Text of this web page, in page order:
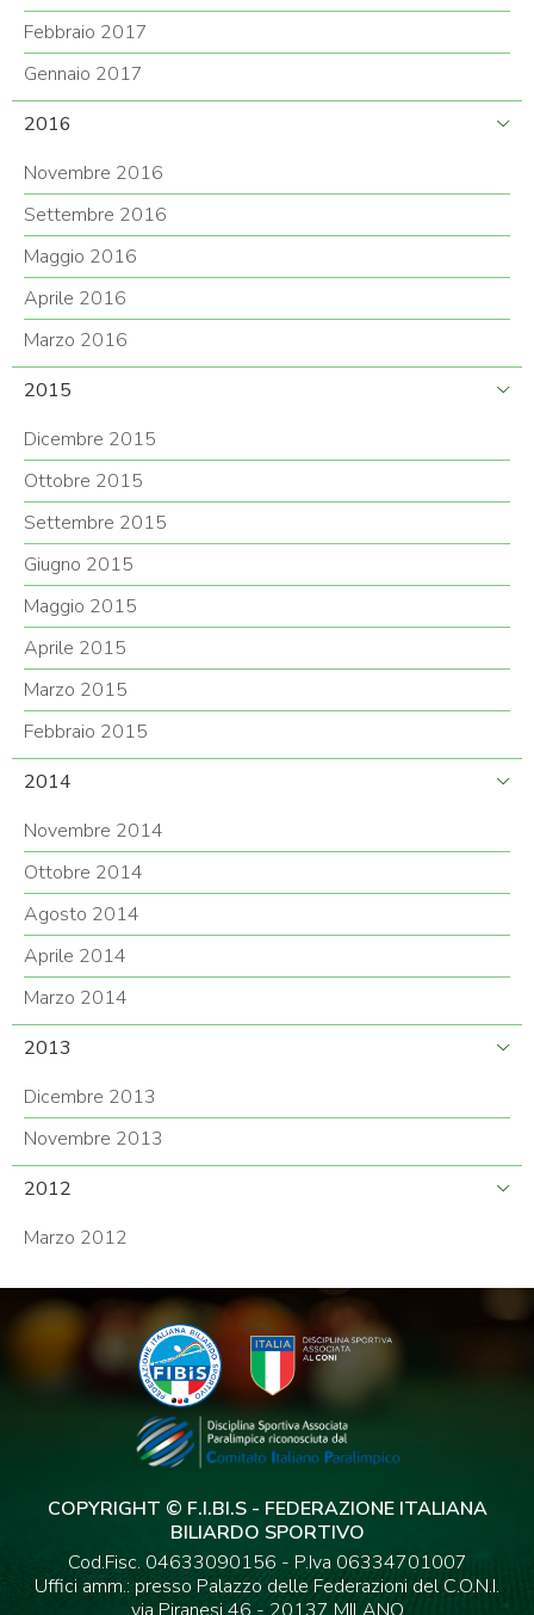
Febbraio 2017
Gennaio 2017
2016
Novembre 2016
Settembre 2016
Maggio 2016
Aprile 2016
Marzo 2016
2015
Dicembre 2015
Ottobre 2015
Settembre 2015
Giugno 2015
Maggio 2015
Aprile 2015
Marzo 2015
Febbraio 2015
2014
Novembre 2014
Ottobre 2014
Agosto 2014
Aprile 2014
Marzo 2014
2013
Dicembre 2013
Novembre 2013
2012
Marzo 2012
COPYRIGHT © F.I.BI.S - FEDERAZIONE ITALIANA
BILIARDO SPORTIVO
Cod.Fisc. 04633090156 - P.Iva 06334701007
Uffici amm.: presso Palazzo delle Federazioni del C.O.N.I.